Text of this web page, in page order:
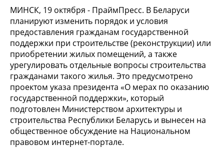
МИНСК, 19 октября - ПраймПресс. В Беларуси
планируют изменить порядок и условия
предоставления гражданам государственной
поддержки при строительстве (реконструкции) или
приобретении жилых помещений, а также
урегулировать отдельные вопросы строительства
гражданами такого жилья. Это предусмотрено
проектом указа президента «О мерах по оказанию
государственной поддержки», который
подготовлен Министерством архитектуры и
строительства Республики Беларусь и вынесен на
общественное обсуждение на Национальном
правовом интернет-портале.